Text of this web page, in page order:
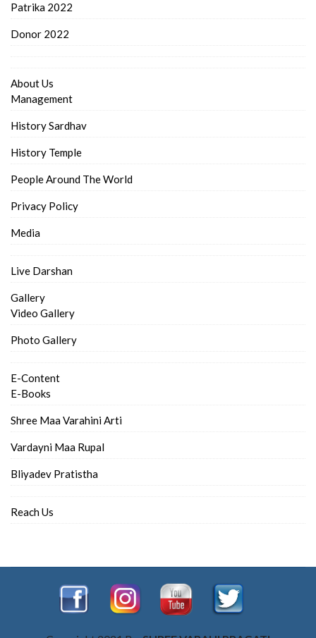
Patrika 2022
Donor 2022
About Us
Management
History Sardhav
History Temple
People Around The World
Privacy Policy
Media
Live Darshan
Gallery
Video Gallery
Photo Gallery
E-Content
E-Books
Shree Maa Varahini Arti
Vardayni Maa Rupal
Bliyadev Pratistha
Reach Us